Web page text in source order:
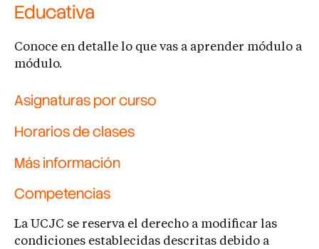
Educativa
Conoce en detalle lo que vas a aprender módulo a
módulo.
Asignaturas por curso
Horarios de clases
Más información
Competencias
La UCJC se reserva el derecho a modificar las
condiciones establecidas descritas debido a